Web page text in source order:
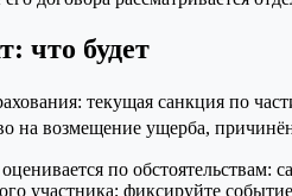
что будет
текущая санкция по
на возмещение ущерба,
по обстоятельствам:
участника; фиксируйте